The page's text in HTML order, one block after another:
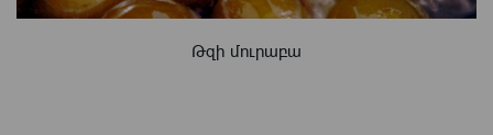
Թզի մուրաբա